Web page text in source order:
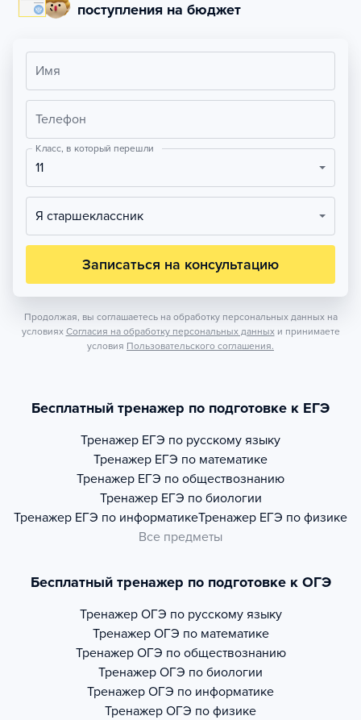
поступления на бюджет
Имя
Телефон
Класс, в который перешли
11
Я старшеклассник
Записаться на консультацию
Продолжая, вы соглашаетесь на обработку персональных данных на
условиях Согласия на обработку персональных данных и принимаете
условия Пользовательского соглашения.
Бесплатный тренажер по подготовке к ЕГЭ
Тренажер ЕГЭ по русскому языку
Тренажер ЕГЭ по математике
Тренажер ЕГЭ по обществознанию
Тренажер ЕГЭ по биологии
Тренажер ЕГЭ по информатикеТренажер ЕГЭ по физике
Все предметы
Бесплатный тренажер по подготовке к ОГЭ
Тренажер ОГЭ по русскому языку
Тренажер ОГЭ по математике
Тренажер ОГЭ по обществознанию
Тренажер ОГЭ по биологии
Тренажер ОГЭ по информатике
Тренажер ОГЭ по физике